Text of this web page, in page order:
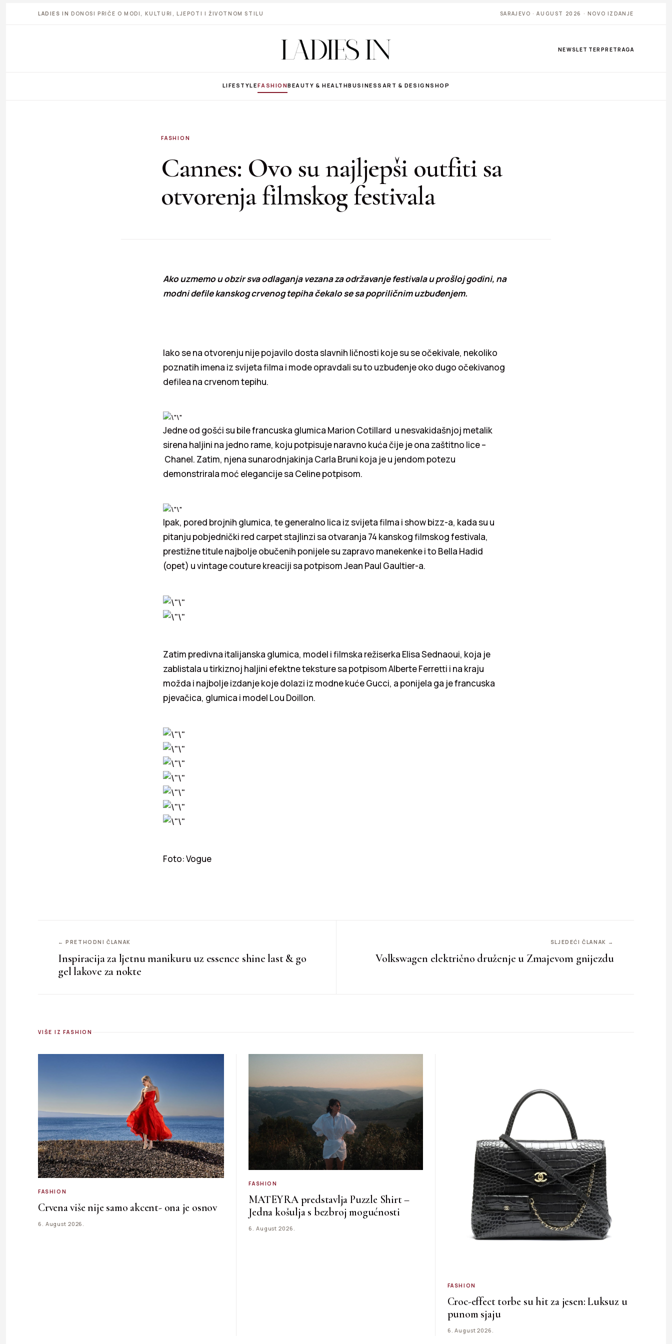
LADIES IN DONOSI PRIČE O MODI, KULTURI, LJEPOTI I ŽIVOTNOM STILU SARAJEVO · AUGUST 2026 · NOVO IZDANJE
NEWSLETTER PRETRAGA
LIFESTYLEFASHIONBEAUTY & HEALTHBUSINESS ART & DESIGNSHOP
FASHION
Cannes: Ovo su najljepši outfiti sa
otvorenja filmskog festivala
Ako uzmemo u obzir sva odlaganja vezana za održavanje festivala u prošloj godini, na
modni defile kanskog crvenog tepiha čekalo se sa popriličnim uzbuđenjem.
Iako se na otvorenju nije pojavilo dosta slavnih ličnosti koje su se očekivale, nekoliko
poznatih imena iz svijeta filma i mode opravdali su to uzbuđenje oko dugo očekivanog
defilea na crvenom tepihu.
Jedne od gošći su bile francuska glumica Marion Cotillard u nesvakidašnjoj metalik
sirena haljini na jedno rame, koju potpisuje naravno kuća čije je ona zaštitno lice –
Chanel. Zatim, njena sunarodnjakinja Carla Bruni koja je u jendom potezu
demonstrirala moć elegancije sa Celine potpisom.
Ipak, pored brojnih glumica, te generalno lica iz svijeta filma i show bizz-a, kada su u
pitanju pobjednički red carpet stajlinzi sa otvaranja 74 kanskog filmskog festivala,
prestižne titule najbolje obučenih ponijele su zapravo manekenke i to Bella Hadid
(opet) u vintage couture kreaciji sa potpisom Jean Paul Gaultier-a.
Zatim predivna italijanska glumica, model i filmska režiserka Elisa Sednaoui, koja je
zablistala u tirkiznoj haljini efektne teksture sa potpisom Alberte Ferretti i na kraju
možda i najbolje izdanje koje dolazi iz modne kuće Gucci, a ponijela ga je francuska
pjevačica, glumica i model Lou Doillon.
Foto: Vogue
← PRETHODNI ČLANAK
Inspiracija za ljetnu manikuru uz essence shine last & go
gel lakove za nokte
SLJEDEĆI ČLANAK →
Volkswagen električno druženje u Zmajevom gnijezdu
VIŠE IZ FASHION
FASHION
Crvena više nije samo akcent- ona je osnov
6. August 2026.
FASHION
MATEYRA predstavlja Puzzle Shirt –
Jedna košulja s bezbroj mogućnosti
6. August 2026.
FASHION
Croc-effect torbe su hit za jesen: Luksuz u
punom sjaju
6. August 2026.